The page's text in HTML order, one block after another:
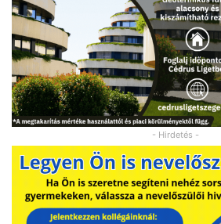
- Hirdetés -